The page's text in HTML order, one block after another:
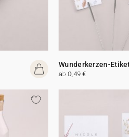
Wunderkerzen-
ab 0,49 €